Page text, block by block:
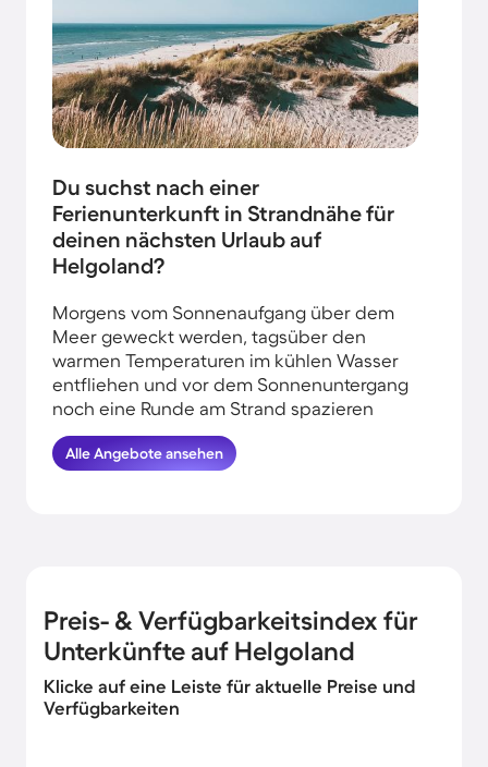
Du suchst nach einer
Ferienunterkunft in Strandnähe für
deinen nächsten Urlaub auf
Helgoland?
Morgens vom Sonnenaufgang über dem
Meer geweckt werden, tagsüber den
warmen Temperaturen im kühlen Wasser
entfliehen und vor dem Sonnenuntergang
noch eine Runde am Strand spazieren
gehen: All das kannst du erleben, wenn du
deinen Urlaub am Wasser auf Helgoland
wieder nachhause.
Alle Angebote ansehen
Preis- & Verfügbarkeitsindex für
Unterkünfte auf Helgoland
Klicke auf eine Leiste für aktuelle Preise und
Verfügbarkeiten